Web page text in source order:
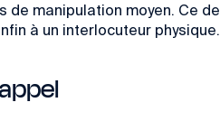
manipulation moyen. Ce
à un interlocuteur physique.